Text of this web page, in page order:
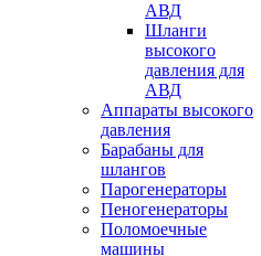
АВД
Шланги
высокого
давления для
АВД
Аппараты высокого
давления
Барабаны для
шлангов
Парогенераторы
Пеногенераторы
Поломоечные
машины